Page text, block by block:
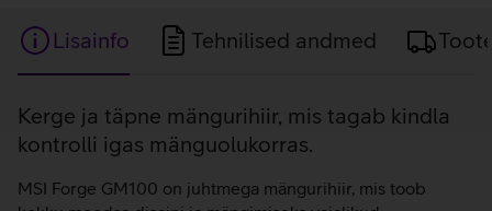
Lisainfo Tehnilised andmed
Lisainfo
Kerge ja täpne mängurihiir, mis tagab kindla
kontrolli igas mänguolukorras.
MSI Forge GM100 on juhtmega mängurihiir, mis toob